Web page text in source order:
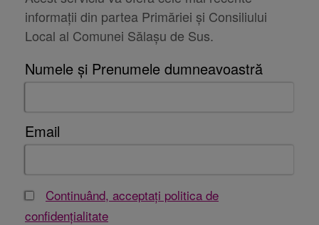
informații din partea Primăriei și Consiliului
Local al Comunei Sălașu de Sus.
Numele și Prenumele dumneavoastră
Email
Continuând, acceptați politica de
confidențialitate